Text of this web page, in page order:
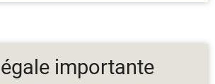
importante